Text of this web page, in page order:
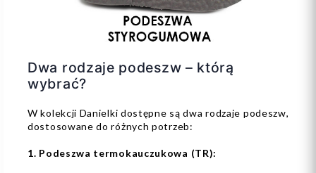
Dwa rodzaje podeszw – którą
wybrać?
W kolekcji Danielki dostępne są dwa rodzaje podeszw,
dostosowane do różnych potrzeb:
1. Podeszwa termokauczukowa (TR):